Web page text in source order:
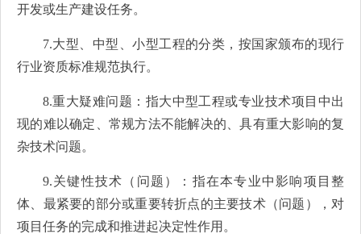
开发或生产建设任务。
7.大型、中型、小型工程的分类，按国家颁布的现行
行业资质标准规范执行。
8.重大疑难问题：指大中型工程或专业技术项目中出
现的难以确定、常规方法不能解决的、具有重大影响的复
杂技术问题。
9.关键性技术（问题）：指在本专业中影响项目整
体、最紧要的部分或重要转折点的主要技术（问题），对
项目任务的完成和推进起决定性作用。